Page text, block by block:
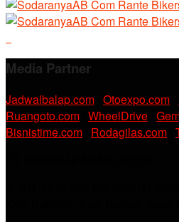
Media Partner
Jadwalbalap.com Otoexpo.com
Ruangoto.com WheelDrive
Bisnistime.com Rodagilas.com